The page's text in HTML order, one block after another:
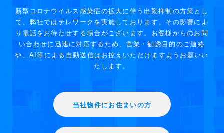
新型コロナウイルス感染症の拡大に伴う出勤抑制の方策とし
て、弊社ではテレワークを実施しております。その影響によ
り電話をお待たせする場合がございます。お客様からのお問
い合わせに迅速に対応するため、営業・勧誘目的のご連絡
や、AI等による自動送信はお控えいただけますようお願いい
たします。
当社物件にお住まいの方